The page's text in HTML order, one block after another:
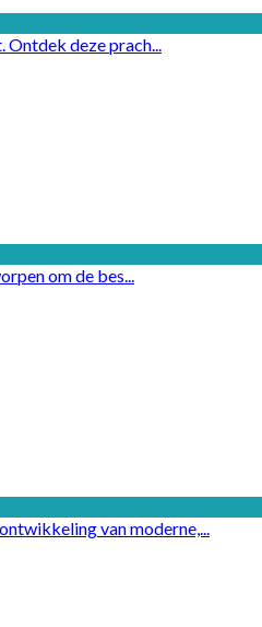
Ontdek deze prach...
om de bes...
van moderne,...